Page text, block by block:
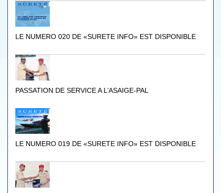
LE NUMERO 020 DE «SURETE INFO» EST DISPONIBLE
PASSATION DE SERVICE A L’ASAIGE-PAL
LE NUMERO 019 DE «SURETE INFO» EST DISPONIBLE